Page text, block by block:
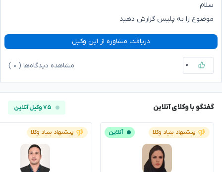
سلام
موضوع را به پلیس گزارش دهید
دریافت مشاوره از این وکیل
۰ مشاهده دیدگاه‌ها ( ۰
گفتگو با وکلای آنلاین ۷۵ وکیل آنلاین
پیشنهاد بنیاد وکلا آنلاین پیشنهاد بنیاد وکلا